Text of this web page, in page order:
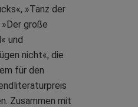
»Tanz der
große
und
nicht«, die
für den
Zusammen mit